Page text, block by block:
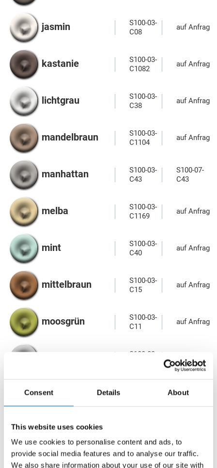
Consent Details About
This website uses cookies
We use cookies to personalise content and ads, to
provide social media features and to analyse our traffic.
We also share information about your use of our site with
jasmin
S100-03-
C08
auf Anfrage
kastanie
S100-03-
C1082
auf Anfrage
lichtgrau
S100-03-
C38
auf Anfrage
mandelbraun
S100-03-
C1104
auf Anfrage
manhattan
S100-03-
C43
S100-07-
C43
melba
S100-03-
C1169
auf Anfrage
mint
S100-03-
C40
auf Anfrage
mittelbraun
S100-03-
C15
auf Anfrage
moosgrün
S100-03-
C11
auf Anfrage
S100-03-
auf Anfrage
natura auf Anfrage
nebel
S100-03-